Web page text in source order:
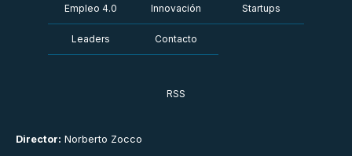
Director: Norberto Zocco
Empleo 4.0 Innovación Startups
Leaders Contacto
RSS